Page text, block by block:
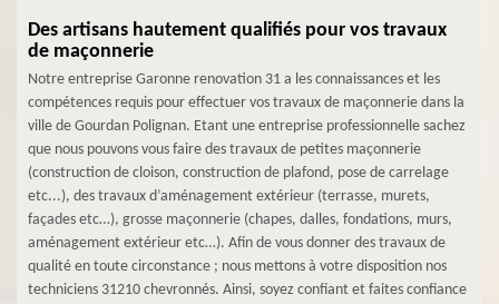
Des artisans hautement qualifiés pour vos travaux
de maçonnerie
Notre entreprise Garonne renovation 31 a les connaissances et les
compétences requis pour effectuer vos travaux de maçonnerie dans la
ville de Gourdan Polignan. Etant une entreprise professionnelle sachez
que nous pouvons vous faire des travaux de petites maçonnerie
(construction de cloison, construction de plafond, pose de carrelage
etc...), des travaux d’aménagement extérieur (terrasse, murets,
façades etc…), grosse maçonnerie (chapes, dalles, fondations, murs,
aménagement extérieur etc…). Afin de vous donner des travaux de
qualité en toute circonstance ; nous mettons à votre disposition nos
techniciens 31210 chevronnés. Ainsi, soyez confiant et faites confiance